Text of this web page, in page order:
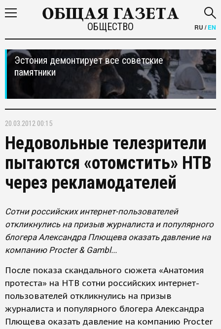
ОБЩЕСТВО RU /EN
Эстония демонтирует все советские
памятники
20.03.2012 00:15
Недовольные телезрители
пытаются «отомстить» НТВ
через рекламодателей
Сотни российских интернет-пользователей
откликнулись на призыв журналиста и популярного
блогера Александра Плющева оказать давление на
компанию Procter & Gambl...
После показа скандального сюжета «Анатомия
протеста» на НТВ сотни российских интернет-
пользователей откликнулись на призыв
журналиста и популярного блогера Александра
Плющева оказать давление на компанию Procter